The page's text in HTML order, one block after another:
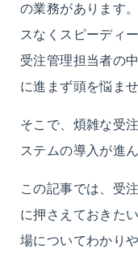
の業務があります
スなくスピーディ
受注管理担当者の
に進まず頭を悩ま
そこで、煩雑な受
ステムの導入が進
この記事では、受
に押さえておきたい
場についてわかり